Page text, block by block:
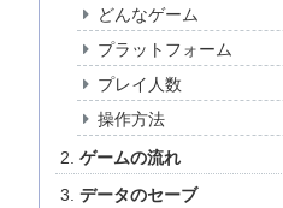
どんなゲーム
プラットフォーム
プレイ人数
操作方法
ゲームの流れ
データのセーブ